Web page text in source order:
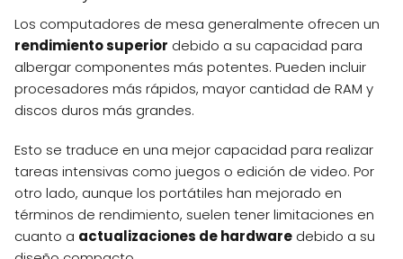
Los computadores de mesa generalmente ofrecen un
rendimiento superior debido a su capacidad para
albergar componentes más potentes. Pueden incluir
procesadores más rápidos, mayor cantidad de RAM y
discos duros más grandes.
Esto se traduce en una mejor capacidad para realizar
tareas intensivas como juegos o edición de video. Por
otro lado, aunque los portátiles han mejorado en
términos de rendimiento, suelen tener limitaciones en
cuanto a actualizaciones de hardware debido a su